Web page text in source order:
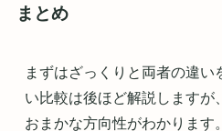
まとめ
まずはざっくりと両者の違
い比較は後ほど解説しますが
おまかな方向性がわかります。